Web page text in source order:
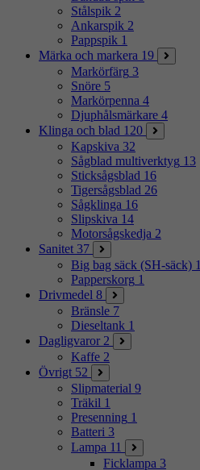
Stålspik 2
Ankarspik 2
Pappspik 1
Märka och markera 19
Markörfärg 3
Snöre 5
Markörpenna 4
Djuphålsmärkare 4
Klinga och blad 120
Kapskiva 32
Sågblad multiverktyg 13
Sticksågsblad 16
Tigersågsblad 26
Sågklinga 16
Slipskiva 14
Motorsågskedja 2
Sanitet 37
Big bag säck (SH-säck) 1
Papperskorg 1
Drivmedel 8
Bränsle 7
Dieseltank 1
Dagligvaror 2
Kaffe 2
Övrigt 52
Slipmaterial 9
Träkil 1
Presenning 1
Batteri 3
Lampa 11
Ficklampa 3